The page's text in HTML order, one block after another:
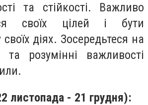
та стійкості. Важливо
своїх цілей і бути
діях. Зосередьтеся на
та розумінні важливості
листопада - 21 грудня):